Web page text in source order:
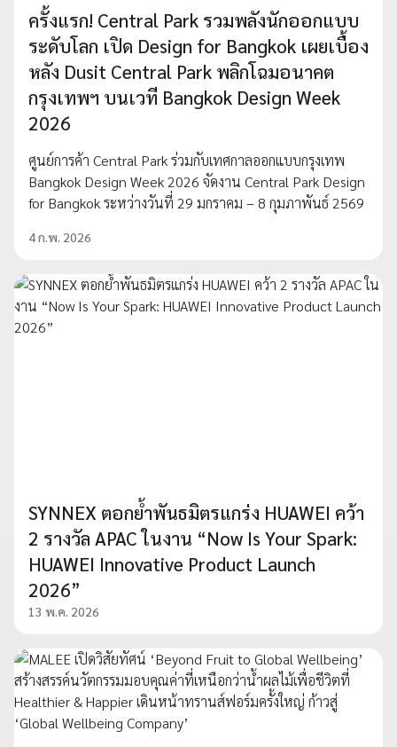
ครั้งแรก! Central Park รวมพลังนักออกแบบ
ระดับโลก เปิด Design for Bangkok เผยเบื้อง
หลัง Dusit Central Park พลิกโฉมอนาคต
กรุงเทพฯ บนเวที Bangkok Design Week
2026
ศูนย์การค้า Central Park ร่วมกับเทศกาลออกแบบกรุงเทพ
Bangkok Design Week 2026 จัดงาน Central Park Design
for Bangkok ระหว่างวันที่ 29 มกราคม – 8 กุมภาพันธ์ 2569
4 ก.พ. 2026
SYNNEX ตอกย้ำพันธมิตรแกร่ง HUAWEI คว้า
2 รางวัล APAC ในงาน “Now Is Your Spark:
HUAWEI Innovative Product Launch
2026”
13 พ.ค. 2026